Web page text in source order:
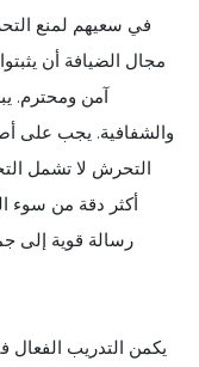
في سعيهم لمنع
مجال الضيافة أن
آمن ومحترم.
والشفافية. يجب على
التحرش لا تشمل
أكثر دقة من سوء
رسالة قوية إلى
يكمن التدريب الفعال